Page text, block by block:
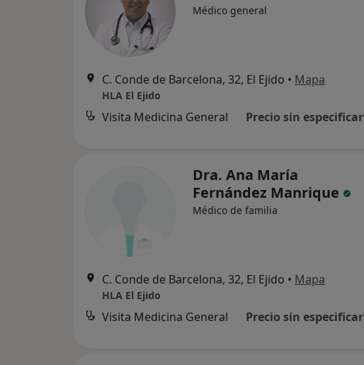
Médico general
C. Conde de Barcelona, 32, El Ejido • Mapa
HLA El Ejido
Visita Medicina General Precio sin especificar
Dra. Ana María
Fernández Manrique
Médico de familia
C. Conde de Barcelona, 32, El Ejido • Mapa
HLA El Ejido
Visita Medicina General Precio sin especificar